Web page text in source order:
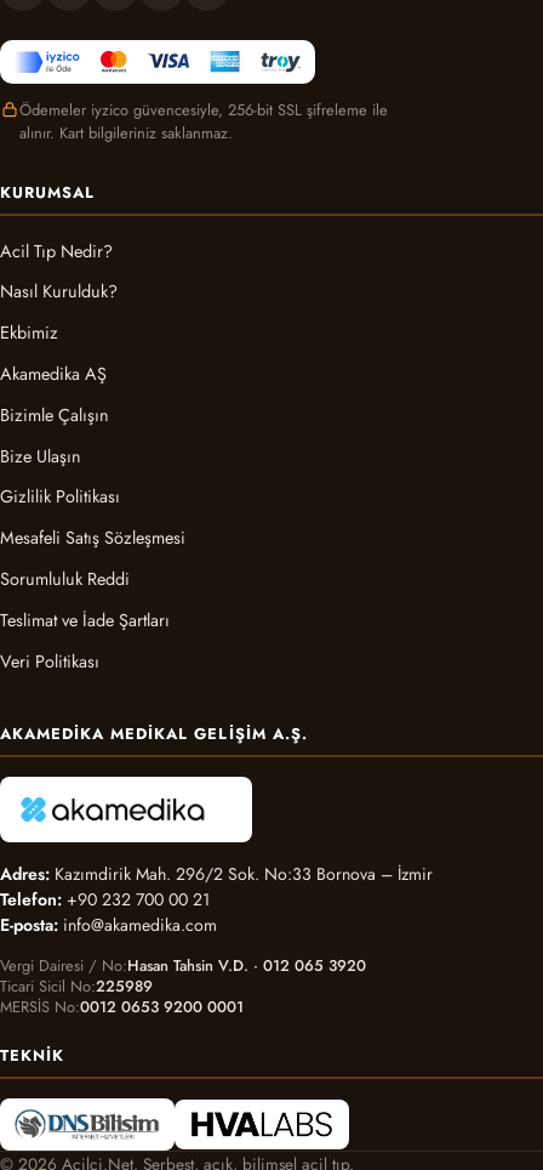
Ödemeler iyzico güvencesiyle, 256-bit SSL şifreleme ile
alınır. Kart bilgileriniz saklanmaz.
KURUMSAL
Acil Tıp Nedir?
Nasıl Kurulduk?
Ekbimiz
Akamedika AŞ
Bizimle Çalışın
Bize Ulaşın
Gizlilik Politikası
Mesafeli Satış Sözleşmesi
Sorumluluk Reddi
Teslimat ve İade Şartları
Veri Politikası
AKAMEDIKA MEDIKAL GELIŞIM A.Ş.
Adres: Kazımdirik Mah. 296/2 Sok. No:33 Bornova – İzmir
Telefon: +90 232 700 00 21
E-posta: info@akamedika.com
Vergi Dairesi / No Hasan Tahsin V.D. · 012 065 3920
Ticari Sicil No 225989
MERSİS No 0012 0653 9200 0001
TEKNIK
© 2026 Acilci.Net. Serbest, açık, bilimsel acil tıp.